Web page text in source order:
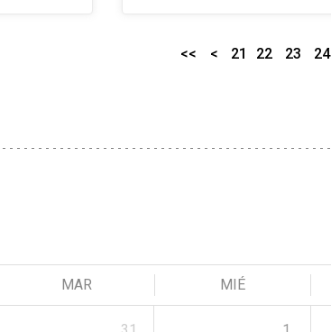
<< < 21 22 23 24
MAR MIÉ